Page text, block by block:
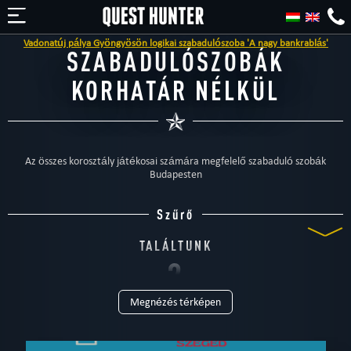
Vadonatúj pálya Gyöngyösön logikai szabadulószoba 'A nagy bankrablás'
SZABADULÓSZOBÁK
KORHATÁR NÉLKÜL
Az összes korosztály játékosai számára megfelelő szabaduló szobák
Budapesten
Szűrő
TALÁLTUNK
2
SZABADULÓSZOBÁT
Mind Gyermekeknek Céges rendezvényekre
Különleges játékok
Megnézés térképen